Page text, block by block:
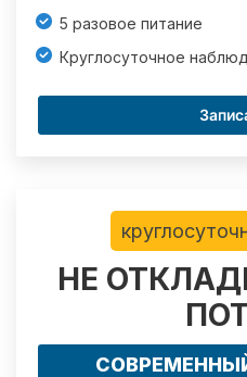
5 разовое питание
Круглосуточное
НЕ